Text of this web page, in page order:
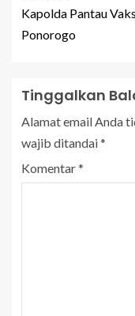
Kapolda Pantau
Ponorogo
Tinggalkan
Alamat email Anda
wajib ditandai*
Komentar*